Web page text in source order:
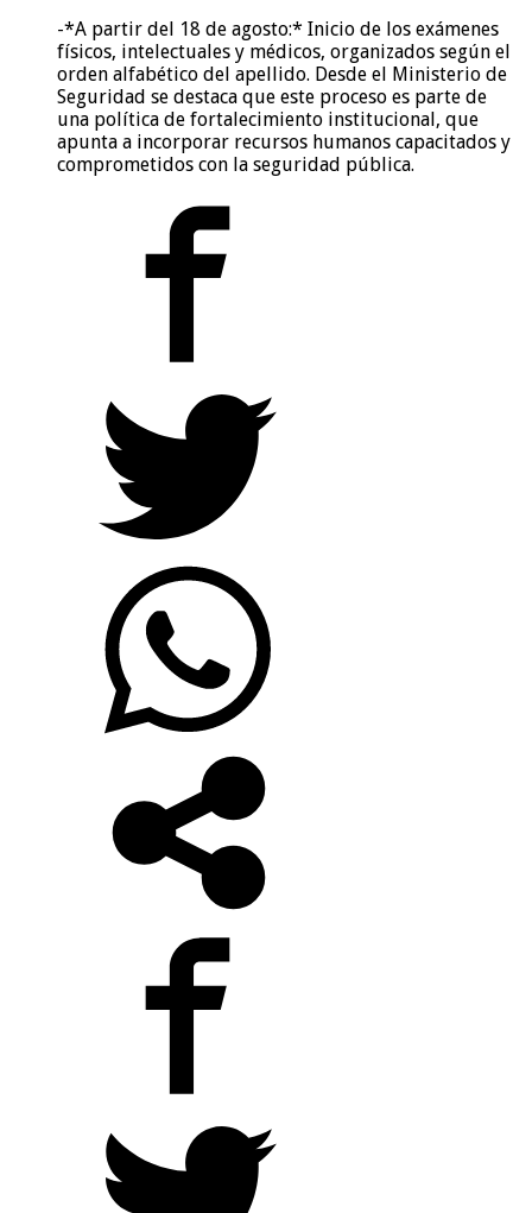
-*A partir del 18 de agosto:* Inicio de los exámenes
físicos, intelectuales y médicos, organizados según el
orden alfabético del apellido. Desde el Ministerio de
Seguridad se destaca que este proceso es parte de
una política de fortalecimiento institucional, que
apunta a incorporar recursos humanos capacitados y
comprometidos con la seguridad pública.